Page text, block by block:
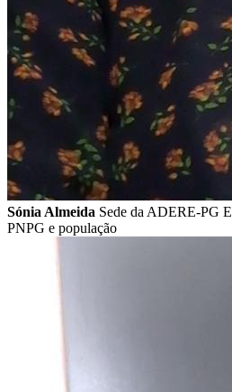
Sónia Almeida Sede da ADERE-PG
PNPG e população